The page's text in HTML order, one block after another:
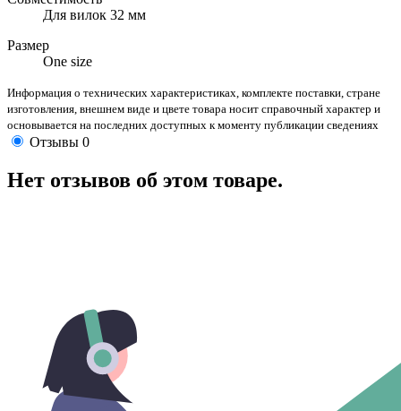
Для вилок 32 мм
Размер
One size
Информация о технических характеристиках, комплекте поставки, стране
изготовления, внешнем виде и цвете товара носит справочный характер и
основывается на последних доступных к моменту публикации сведениях
Отзывы 0
Нет отзывов об этом товаре.